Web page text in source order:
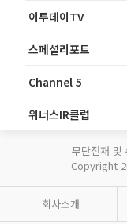
이투데이TV
스페셜리포트
Channel 5
위너스IR클럽
무단전재 및
Copyright
회사소개